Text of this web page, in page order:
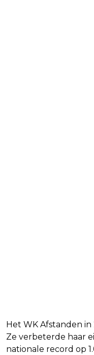
Het WK Afstanden
Ze verbeterde haar
nationale record op